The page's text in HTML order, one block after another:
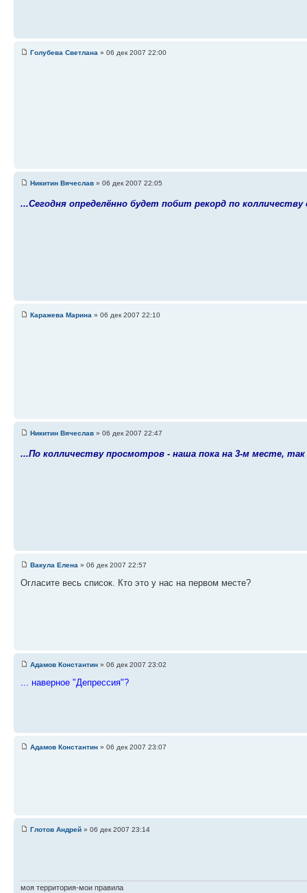
Голубева Светлана » 06 дек 2007 22:00
Никитин Вячеслав » 06 дек 2007 22:05
...Сегодня определённо будет побит рекорд по
Каражева Марина » 06 дек 2007 22:10
Никитин Вячеслав » 06 дек 2007 22:47
...По колличеству просмотров - наша пока на 3-м месте,
Вакула Елена » 06 дек 2007 22:57
Огласите весь список. Кто это у нас на первом месте?
Адамов Константин » 06 дек 2007 23:02
... наверное "Депрессия"?
Адамов Константин » 06 дек 2007 23:07
Глотов Андрей » 06 дек 2007 23:14
моя территория-мои правила